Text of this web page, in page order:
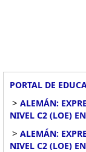
PORTAL DE
> ALEMÁN:
NIVEL C2 (LOE)
> ALEMÁN:
NIVEL C2 (LOE)